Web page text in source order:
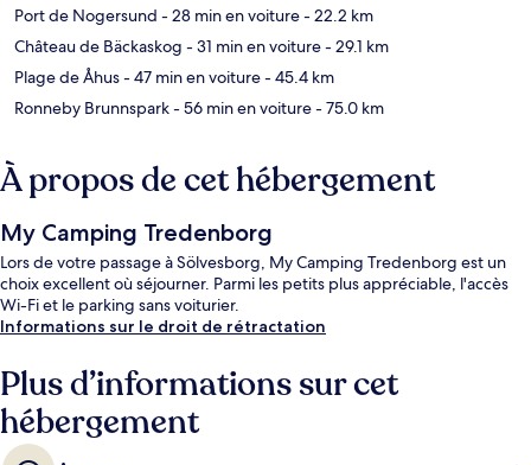
Port de Nogersund - 28 min en voiture- 22.2 km
Château de Bäckaskog - 31 min en voiture- 29.1 km
Plage de Åhus- 47 min en voiture- 45.4 km
Ronneby Brunnspark- 56 min en voiture- 75.0 km
À propos de cet hébergement
My Camping Tredenborg
Lors de votre passage à Sölvesborg, My Camping Tredenborg est un
choix excellent où séjourner. Parmi les petits plus appréciable, l'accès
Wi-Fi et le parking sans voiturier.
Informations sur le droit de rétractation
Plus d’informations sur cet
hébergement